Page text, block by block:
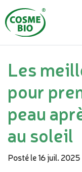
Les
pour
peau
au soleil
Posté le 16 juil. 2025